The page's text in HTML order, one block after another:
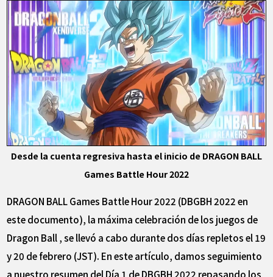
LANGUAGE
JP
EN FR DE ES
Desde la cuenta regresiva hasta el inicio de DRAGON BALL
Games Battle Hour 2022
DRAGON BALL Games Battle Hour 2022 (DBGBH 2022 en
este documento), la máxima celebración de los juegos de
Dragon Ball , se llevó a cabo durante dos días repletos el 19
y 20 de febrero (JST). En este artículo, damos seguimiento
a nuestro resumen del Día 1 de DBGBH 2022 repasando los